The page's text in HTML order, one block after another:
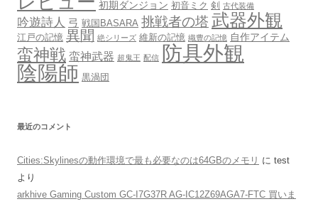
初期ダンジョン 初音ミク 剣 古代装備
吟遊詩人 弓 戦国BASARA 挑戦者の塔 武器外観
江戸の記憶 異聞 絶シリーズ 維新の記憶 織豊の記憶 自作アイテム
蛮神戦 蛮神武器 超鬼王 配信 防具外観
陰陽師 黒渦団
最近のコメント
Cities:Skylinesの動作環境で最も必要なのは64GBのメモリ に test
より
arkhive Gaming Custom GC-I7G37R AG-IC12Z69AGA7-FTC 買いま